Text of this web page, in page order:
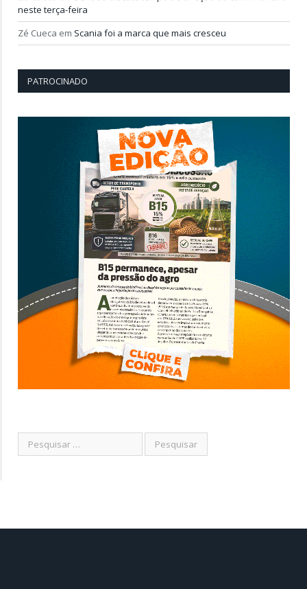
neste terça-feira
Zé Cueca em Scania foi a marca que mais cresceu
PATROCINADO